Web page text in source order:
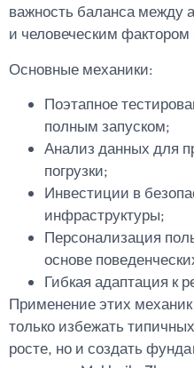
важность баланса между
и человеческим
Основные механики:
Поэтапное
полным запуском;
Анализ данных для
погрузки;
Инвестиции в
инфраструктуры;
Персонализация
основе
Гибкая адаптация к
Применение этих механик
только избежать
росте, но и создать